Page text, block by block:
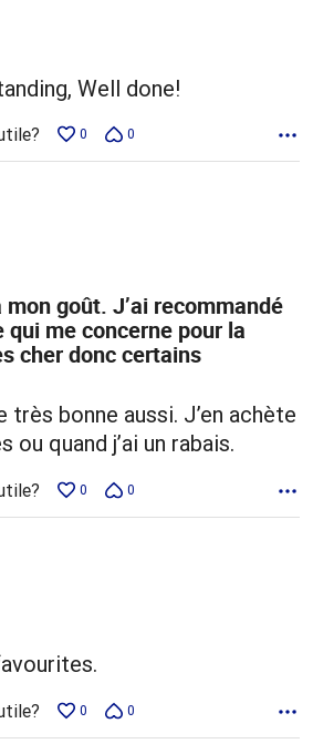
Well done!
0 0
goût. J’ai recommandé
qui me concerne pour la
cher donc certains
très bonne aussi. J’en achète
quand j’ai un rabais.
0 0
0 0